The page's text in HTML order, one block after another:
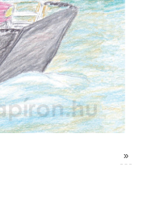
»